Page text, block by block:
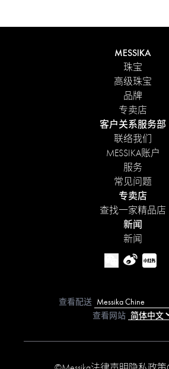
探索
MESSIKA
珠宝
高级珠宝
品牌
专卖店
客户关系服务部
联络我们
MESSIKA账户
服务
常见问题
专卖店
查找一家精品店
新闻
新闻
查看配送
查看网站